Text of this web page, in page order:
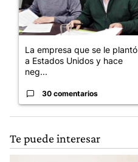
La empresa que se le plantó
a Estados Unidos y hace
neg...
30 comentarios